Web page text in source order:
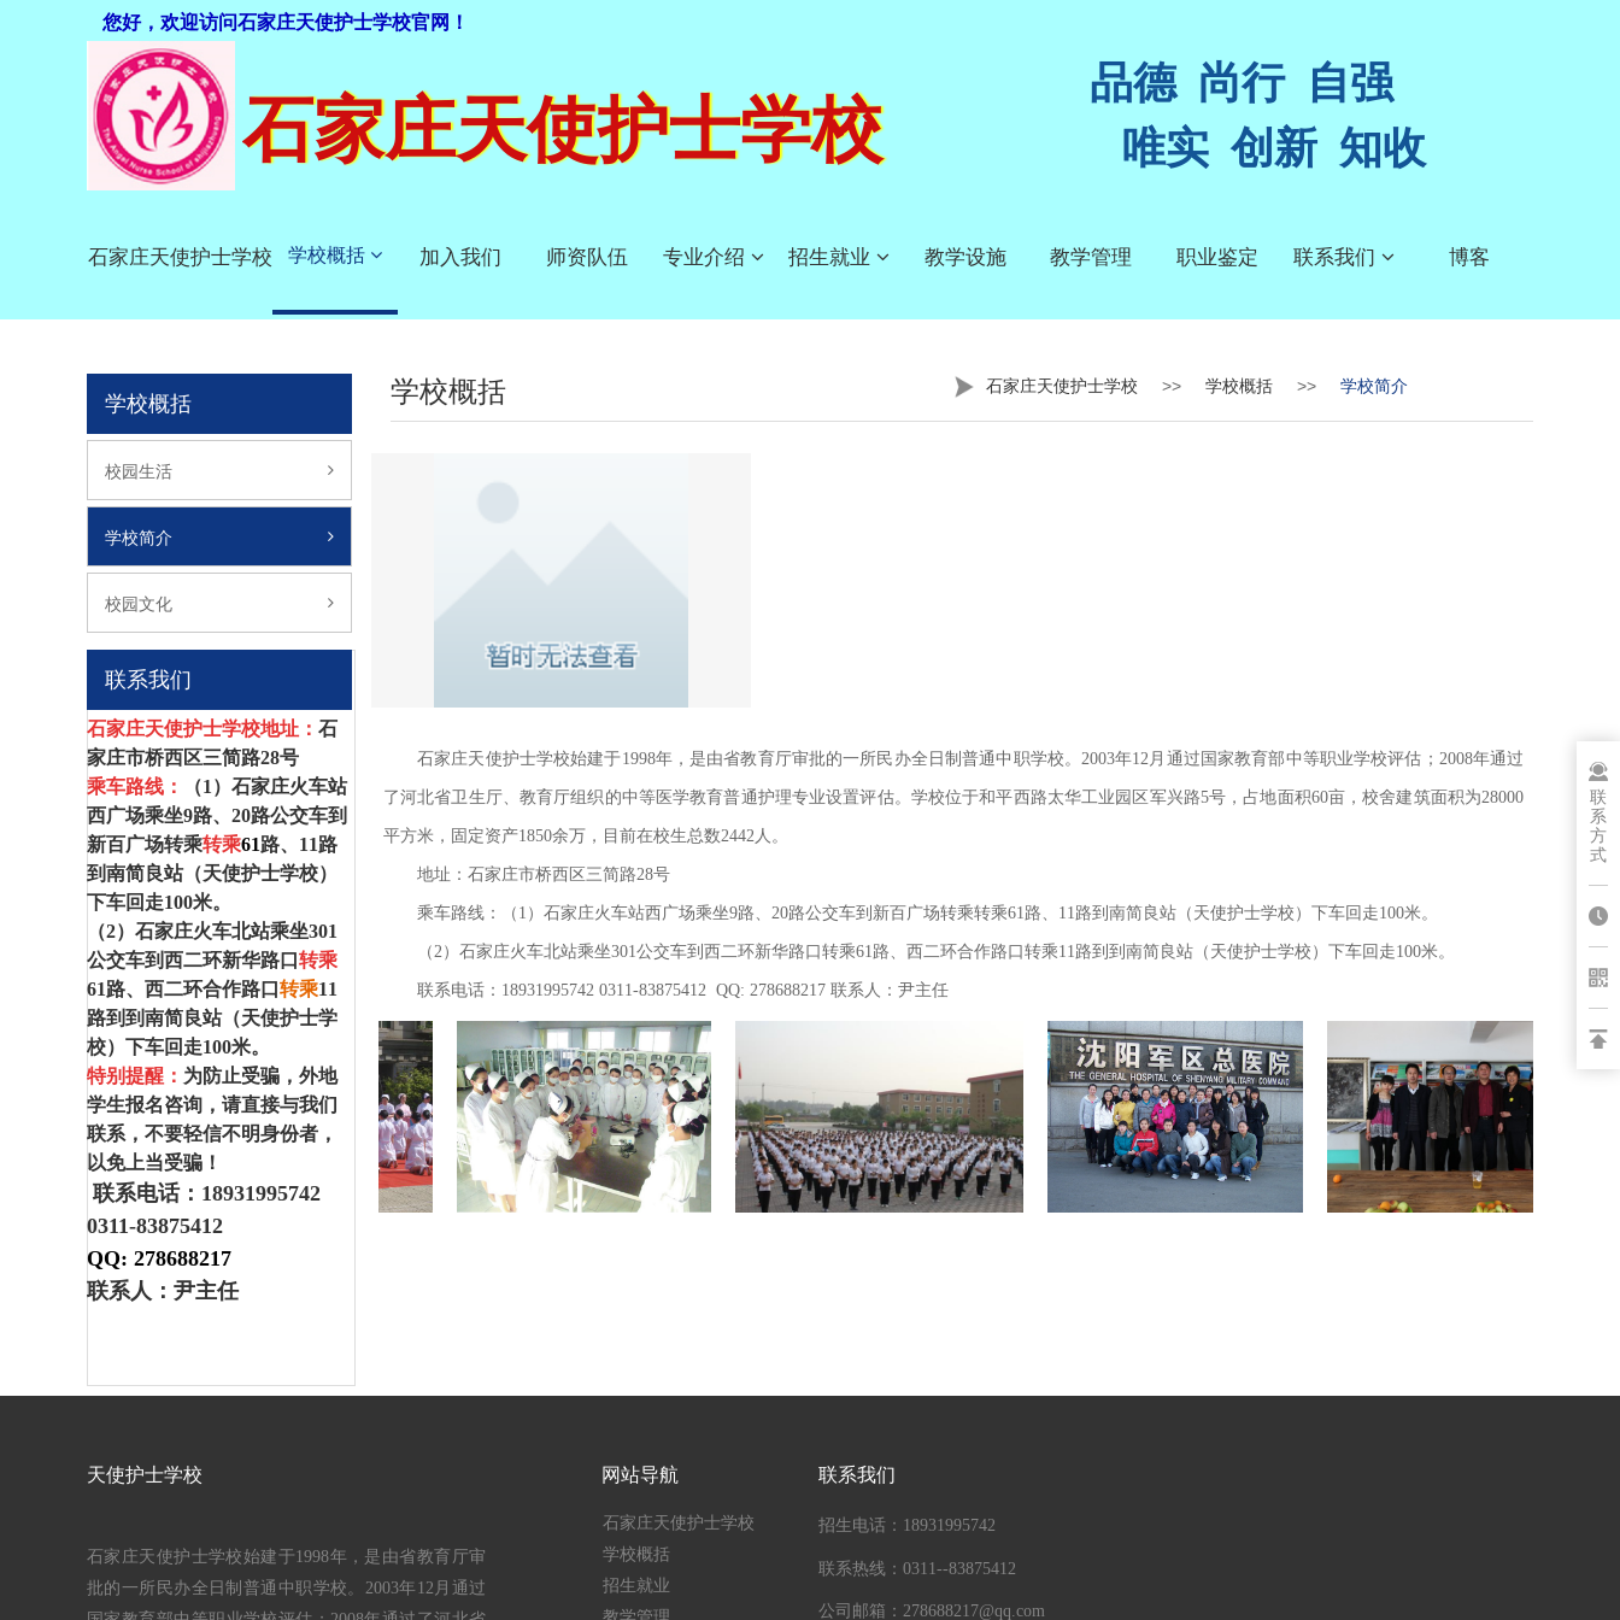
您好，欢迎访问石家庄天使护士学校官网！
联
系
方
式
石家庄天使护士学校 学校概括 加入我们 师资队伍 专业介绍 招生就业 教学设施 教学管理 职业鉴定 联系我们 博客
石家庄天使护士学校
品德 尚行 自强
唯实 创新 知收
石家庄天使护士学校始建于1998年，是由省教育厅审批的一所民办全日制普通中职学校。2003年12月通过国家教育部中等职业学校评估；2008年通过
了河北省卫生厅、教育厅组织的中等医学教育普通护理专业设置评估。学校位于和平西路太华工业园区军兴路5号，占地面积60亩，校舍建筑面积为28000
平方米，固定资产1850余万，目前在校生总数2442人。
地址：石家庄市桥西区三简路28号
乘车路线：（1）石家庄火车站西广场乘坐9路、20路公交车到新百广场转乘转乘61路、11路到南简良站（天使护士学校）下车回走100米。
（2）石家庄火车北站乘坐301公交车到西二环新华路口转乘61路、西二环合作路口转乘11路到到南简良站（天使护士学校）下车回走100米。
联系电话：18931995742 0311-83875412 QQ: 278688217 联系人：尹主任
校园生活
学校简介
校园文化
学校概括 学校概括 石家庄天使护士学校 >> 学校概括 >> 学校简介
联系我们
石家庄天使护士学校地址： 石
家庄市桥西区三简路28号
乘车路线：
（1） 石家庄火车站
西广场乘坐9路、 20路公交车到
新百广场转乘转乘61路、11路
到南简良站（天使护士学校）
下车回走100米。
（2） 石家庄火车北站乘坐301
公交车到西二环新华路口 转乘
61路、西二环合作路口 转乘11
路到到南简良站（天使护士学
校）下车回走100米。
特别提醒： 为防止受骗，外地
学生报名咨询，请直接与我们
联系，不要轻信不明身份者，
以免上当受骗！
联系电话：18931995742
0311-83875412
QQ: 278688217
联系人：尹主任
石家庄天使护士学校始建于1998年，是由省教育厅审
批的一所民办全日制普通中职学校。2003年12月通过
网站导航 联系我们
招生电话：18931995742
联系热线：0311--83875412
公司邮箱：278688217@qq.com
石家庄天使护士学校
学校概括
招生就业
天使护士学校